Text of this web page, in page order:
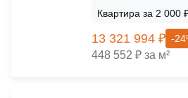
Квартира за 2 000
13 321 994 ₽ -
448 552 ₽ за м²